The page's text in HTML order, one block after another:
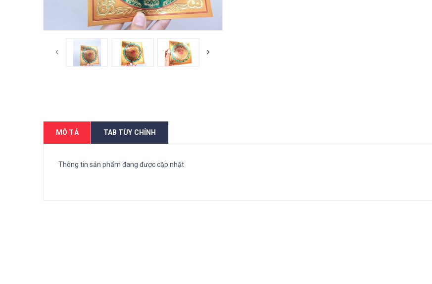
MÔ TẢ TAB TÙY CHỈNH
Thông tin sản phẩm đang được cập nhật